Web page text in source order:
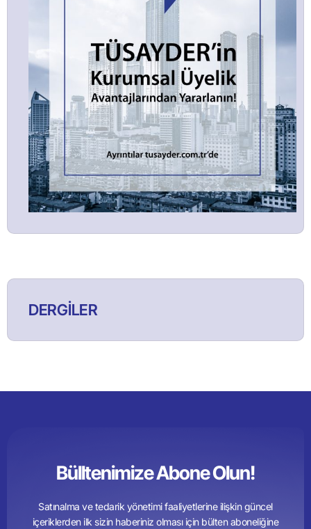
DERGİLER
Bülltenimize Abone Olun!
Satınalma ve tedarik yönetimi faaliyetlerine ilişkin güncel
içeriklerden ilk sizin haberiniz olması için bülten aboneliğine